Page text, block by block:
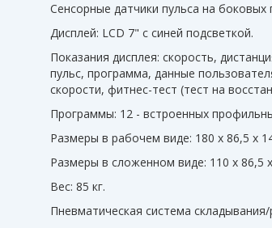
Сенсорные датчики пульса на боковых
Дисплей: LCD 7" с синей подсветкой.
Показания дисплея: скорость,
пульс, программа, данные
скорости, фитнес-тест (тест на
Программы: 12 - встроенных
Размеры в рабочем виде: 180 x 86,5 x
Размеры в сложенном виде: 110 x 86,5
Вес: 85 кг.
Пневматическая система